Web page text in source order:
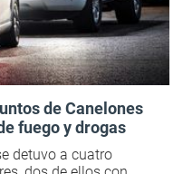
de Canelones
fuego y drogas
detuvo a cuatro